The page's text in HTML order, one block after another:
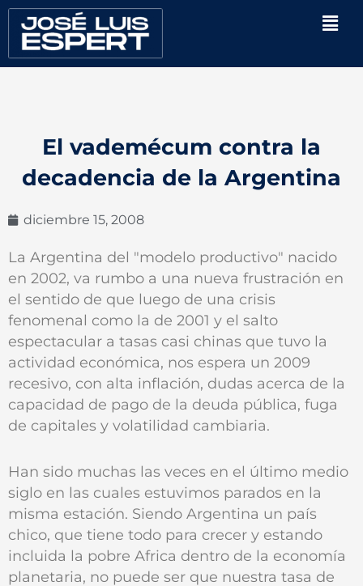
contenido
El vademécum contra la
decadencia de la Argentina
diciembre 15, 2008
La Argentina del "modelo productivo" nacido
en 2002, va rumbo a una nueva frustración en
el sentido de que luego de una crisis
fenomenal como la de 2001 y el salto
espectacular a tasas casi chinas que tuvo la
actividad económica, nos espera un 2009
recesivo, con alta inflación, dudas acerca de la
capacidad de pago de la deuda pública, fuga
de capitales y volatilidad cambiaria.
Han sido muchas las veces en el último medio
siglo en las cuales estuvimos parados en la
misma estación. Siendo Argentina un país
chico, que tiene todo para crecer y estando
incluida la pobre Africa dentro de la economía
planetaria, no puede ser que nuestra tasa de